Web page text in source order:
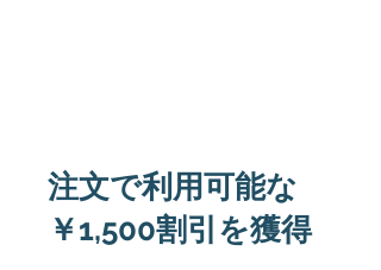
注文で利用可能な
￥1,500割引を獲得